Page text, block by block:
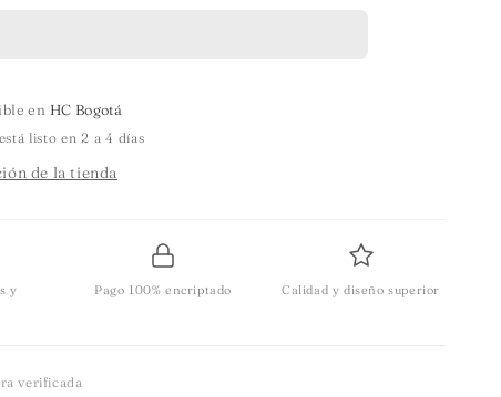
en HC Bogotá
listo en 2 a 4 días
de la tienda
y
Pago 100% encriptado Calidad y diseño superior
verificada